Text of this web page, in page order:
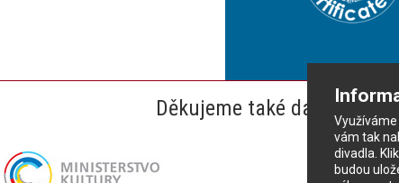
vám tak
divadla.
budou
Děkujeme také dalším